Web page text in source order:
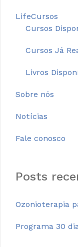
LifeCursos
Cursos
Cursos Já
Livros
Sobre nós
Notícias
Fale conosco
Posts
Ozonioterapia
Programa 30